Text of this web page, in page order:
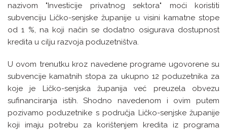
nazivom "Investicije privatnog sektora" moći koristiti
subvenciju Ličko-senjske županije u visini kamatne stope
od 1 %, na koji način se dodatno osigurava dostupnost
kredita u cilju razvoja poduzetništva.
U ovom trenutku kroz navedene programe ugovorene su
subvencije kamatnih stopa za ukupno 12 poduzetnika za
koje je Ličko-senjska županija već preuzela obvezu
sufinanciranja istih. Shodno navedenom i ovim putem
pozivamo poduzetnike s područja Ličko-senjske županije
koji imaju potrebu za korištenjem kredita iz programa